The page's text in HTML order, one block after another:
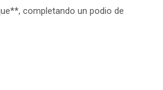
completando un podio de